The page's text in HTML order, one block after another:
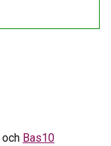
och Bas10